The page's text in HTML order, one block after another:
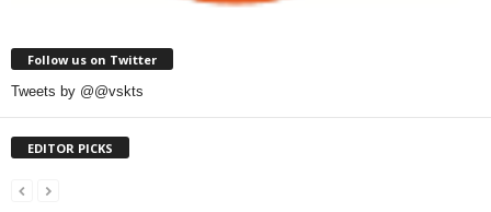
Follow us on Twitter
Tweets by @@vskts
EDITOR PICKS